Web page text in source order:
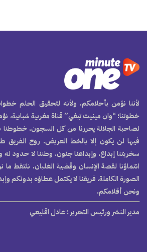
لأننا نؤمن بأحلامكم، ولأنه لتحقيق الحلم
خطوتنا؛ “وان مينيت تيفي” قناة مغربية شبابية،
لصاحبة الجلالة يحررنا من كل السجون، خطوطنا
فيها لن يكون إلا بالخط العريض. روح الفريق
سخريتنا إبداع، وإبداعنا جنون. وطننا لا حدود
انتماؤنا لقصة الإنسان وقضية الغلبان. نلتقط
الصورة الكاملة. فريقنا لا يكتمل عطاؤه بدونكم
ونحن أقلامكم.
مدير النشر ورئيس التحرير: عادل اقليعي